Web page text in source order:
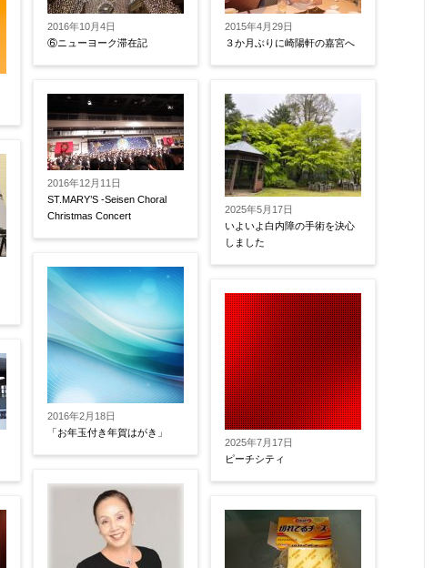
2016年10月4日
⑥ニューヨーク滞在記
2016年12月11日
ST.MARY’S -Seisen Choral
Christmas Concert
2016年2月18日
「お年玉付き年賀はがき」
2015年4月29日
３か月ぶりに崎陽軒の嘉宮へ
2025年5月17日
いよいよ白内障の手術を決心
しました
2025年7月17日
ピーチシティ